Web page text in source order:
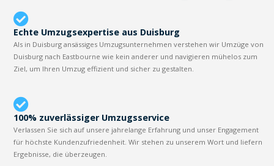
Echte Umzugsexpertise aus Duisburg
Als in Duisburg ansässiges Umzugsunternehmen verstehen wir Umzüge von
Duisburg nach Eastbourne wie kein anderer und navigieren mühelos zum
Ziel, um Ihren Umzug effizient und sicher zu gestalten.
100% zuverlässiger Umzugsservice
Verlassen Sie sich auf unsere jahrelange Erfahrung und unser Engagement
für höchste Kundenzufriedenheit. Wir stehen zu unserem Wort und liefern
Ergebnisse, die überzeugen.